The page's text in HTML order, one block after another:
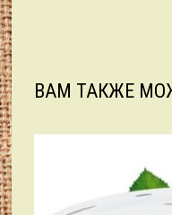
ВАМ ТАКЖЕ